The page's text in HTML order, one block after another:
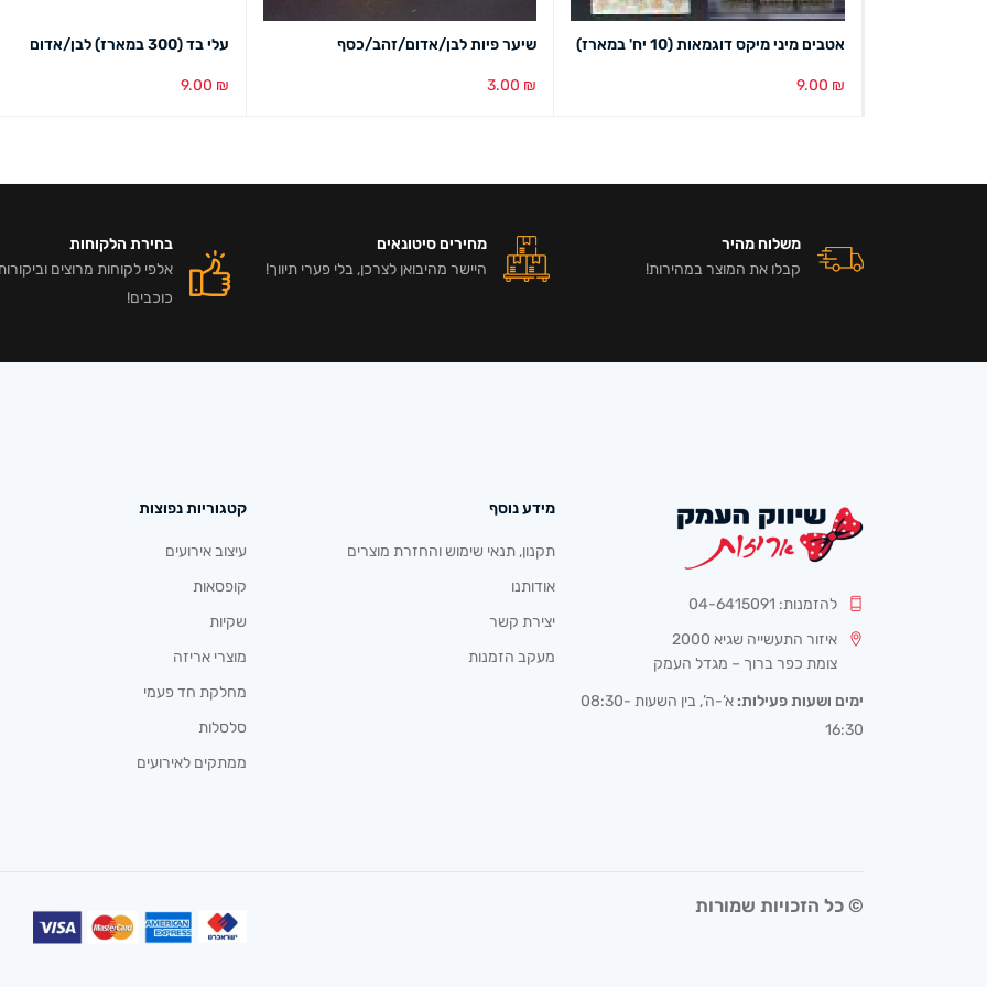
אטבים מיני מיקס דוגמאות (10 יח' במארז)
9.00 ₪
שיער פיות לבן/אדום/זהב/כסף
3.00 ₪
עלי בד (300 במארז) לבן/אדום
9.00 ₪
משלוח מהיר
קבלו את המוצר במהירות!
מחירים סיטונאים
היישר מהיבואן לצרכן, בלי פערי תיווך!
בחירת הלקוחות
כוכבים!
להזמנות: 04-6415091
איזור התעשייה שגיא 2000
צומת כפר ברוך – מגדל העמק
ימים ושעות פעילות:
א’-ה’, בין השעות 08:30-
16:30
מידע נוסף
תקנון, תנאי שימוש והחזרת מוצרים
אודותנו
יצירת קשר
מעקב הזמנות
קטגוריות נפוצות
עיצוב אירועים
קופסאות
שקיות
מוצרי אריזה
מחלקת חד פעמי
סלסלות
ממתקים לאירועים
© כל הזכויות שמורות